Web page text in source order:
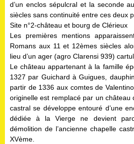
d’un enclos sépulcral et la seconde
siècles sans continuité entre ces deux
Site n°2-château et bourg de Clérieux
Les premières mentions
Romans aux 11 et 12èmes siècles
lieu d’un ager (agro Clarensi 939)
Le château appartenant à la famille
1327 par Guichard à Guigues,
partir de 1336 aux comtes de
originelle est remplacé par un château
castral se développe entouré d’une
dédiée à la Vierge ne devient
démolition de l’ancienne chapelle
XVème.